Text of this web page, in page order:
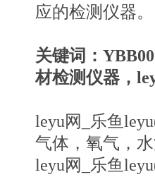
应的检测仪器。
关键词：
材检测仪器，
leyu网_乐鱼
气体，氧气，
leyu网_乐鱼